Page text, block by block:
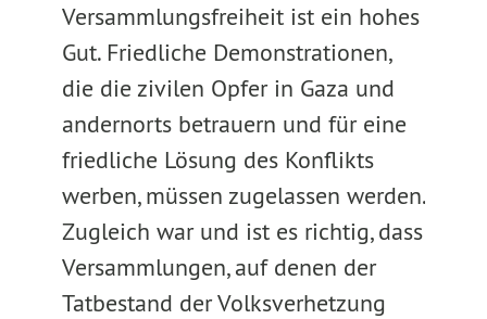
Versammlungsfreiheit ist ein hohes
Gut. Friedliche Demonstrationen,
die die zivilen Opfer in Gaza und
andernorts betrauern und für eine
friedliche Lösung des Konflikts
werben, müssen zugelassen werden.
Zugleich war und ist es richtig, dass
Versammlungen, auf denen der
Tatbestand der Volksverhetzung